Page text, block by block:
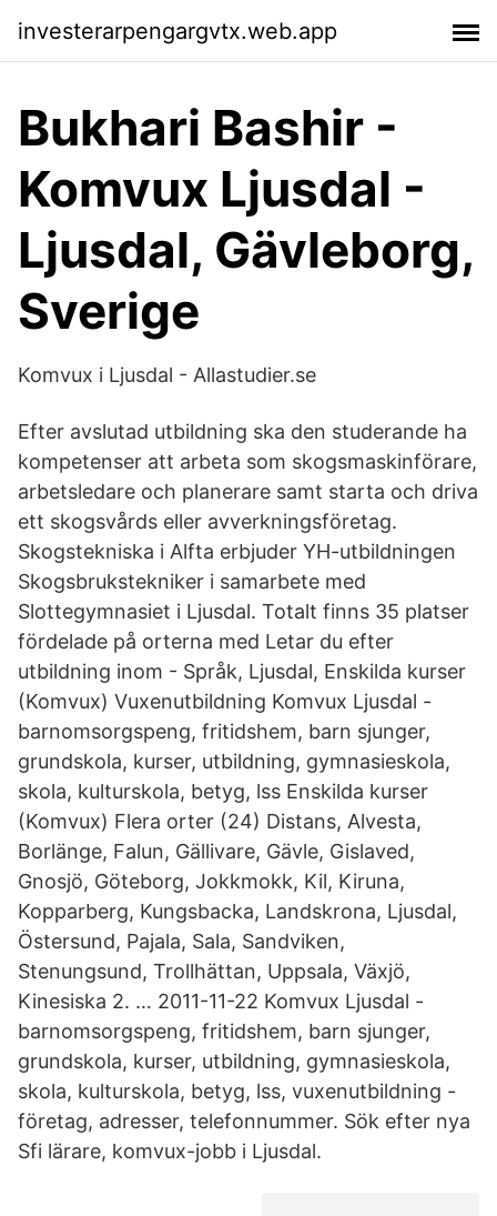
investerarpengargvtx.web.app
Bukhari Bashir -
Komvux Ljusdal -
Ljusdal, Gävleborg,
Sverige
Komvux i Ljusdal - Allastudier.se
Efter avslutad utbildning ska den studerande ha
kompetenser att arbeta som skogsmaskinförare,
arbetsledare och planerare samt starta och driva
ett skogsvårds eller avverkningsföretag.
Skogstekniska i Alfta erbjuder YH-utbildningen
Skogsbrukstekniker i samarbete med
Slottegymnasiet i Ljusdal. Totalt finns 35 platser
fördelade på orterna med Letar du efter
utbildning inom - Språk, Ljusdal, Enskilda kurser
(Komvux) Vuxenutbildning Komvux Ljusdal -
barnomsorgspeng, fritidshem, barn sjunger,
grundskola, kurser, utbildning, gymnasieskola,
skola, kulturskola, betyg, lss Enskilda kurser
(Komvux) Flera orter (24) Distans, Alvesta,
Borlänge, Falun, Gällivare, Gävle, Gislaved,
Gnosjö, Göteborg, Jokkmokk, Kil, Kiruna,
Kopparberg, Kungsbacka, Landskrona, Ljusdal,
Östersund, Pajala, Sala, Sandviken,
Stenungsund, Trollhättan, Uppsala, Växjö,
Kinesiska 2. … 2011-11-22 Komvux Ljusdal -
barnomsorgspeng, fritidshem, barn sjunger,
grundskola, kurser, utbildning, gymnasieskola,
skola, kulturskola, betyg, lss, vuxenutbildning -
företag, adresser, telefonnummer. Sök efter nya
Sfi lärare, komvux-jobb i Ljusdal.